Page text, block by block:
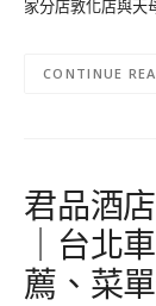
家分店敦化店與天
CONTINUE
君品酒
｜台北
薦、菜